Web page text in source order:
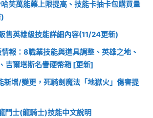
芙萬能藥上限提高、技能卡抽卡包購買量
售英雄級技能詳細內容(11/24更新)
報：8職業技能與道具調整、英雄之地、
吉爾塔斯名譽硬幣箱 [更新]
新增/變更，死騎劍魔法「地獄火」傷害提
鬥士(龍騎士)技能中文說明